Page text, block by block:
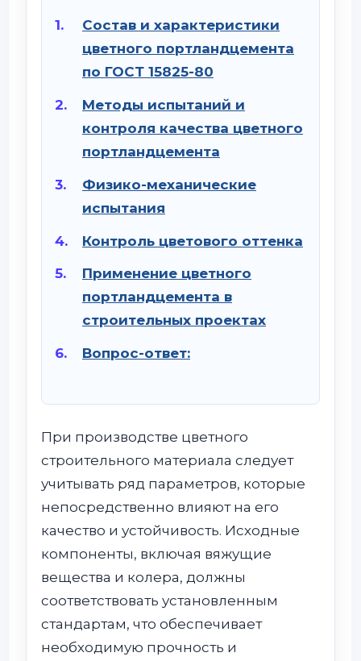
Состав и характеристики
цветного портландцемента
по ГОСТ 15825-80
Методы испытаний и
контроля качества цветного
портландцемента
Физико-механические
испытания
Контроль цветового оттенка
Применение цветного
портландцемента в
строительных проектах
Вопрос-ответ:
При производстве цветного
строительного материала следует
учитывать ряд параметров, которые
непосредственно влияют на его
качество и устойчивость. Исходные
компоненты, включая вяжущие
вещества и колера, должны
соответствовать установленным
стандартам, что обеспечивает
необходимую прочность и